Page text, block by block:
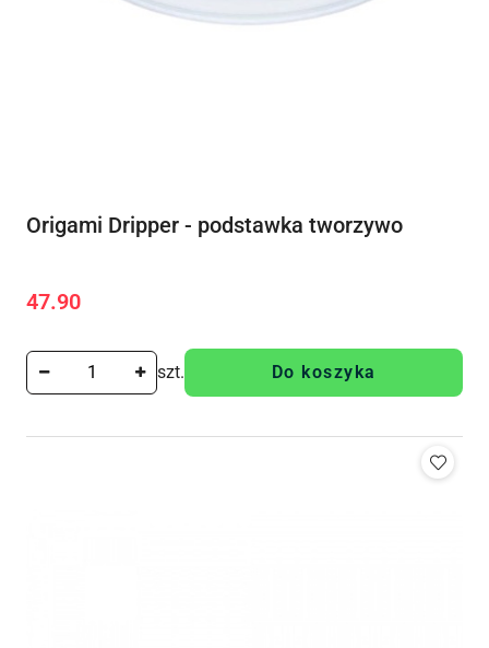
Origami Dripper - podstawka tworzywo
Cena:
47.90
szt. Do koszyka